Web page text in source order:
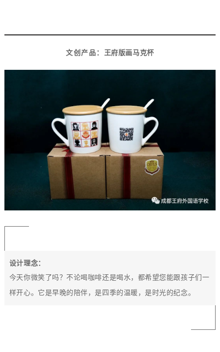
文创产品： 王府版画马克杯
设计理念：
今天你微笑了吗？ 不论喝咖啡还是喝水， 都希望您能跟孩子们一
样开心。它是早晚的陪伴，是四季的温暖，是时光的纪念。